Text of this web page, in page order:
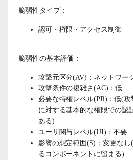
脆弱性タイプ：
認可・権限・アクセス制御
脆弱性の基本評価：
攻撃元区分(AV)：ネットワー
攻撃条件の複雑さ(AC)：低
必要な特権レベル(PR)：低(攻
に対する基本的な権限での認
ある)
ユーザ関与レベル(UI)：不要
影響の想定範囲(S)：変更な
るコンポーネントに留まる)